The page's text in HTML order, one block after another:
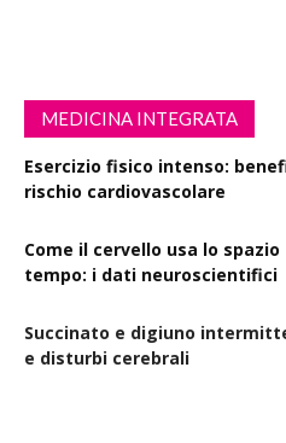
MEDICINA INTEGRATA
Esercizio fisico intenso:
rischio cardiovascolare
Come il cervello usa lo
tempo: i dati neuroscientifici
Succinato e digiuno
e disturbi cerebrali